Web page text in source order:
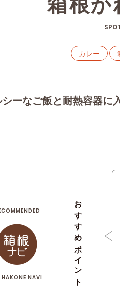
カレー
ーなご飯と耐熱容器に
おすすめポイント
HAKONE NAVI